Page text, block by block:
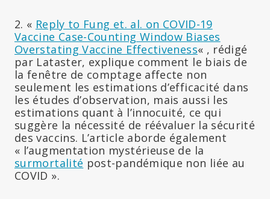
2. « Reply to Fung et. al. on COVID-19
Vaccine Case-Counting Window Biases
Overstating Vaccine Effectiveness« , rédigé
par Lataster, explique comment le biais de
la fenêtre de comptage affecte non
seulement les estimations d’efficacité dans
les études d’observation, mais aussi les
estimations quant à l’innocuité, ce qui
suggère la nécessité de réévaluer la sécurité
des vaccins. L’article aborde également
« l’augmentation mystérieuse de la
surmortalité post-pandémique non liée au
COVID ».